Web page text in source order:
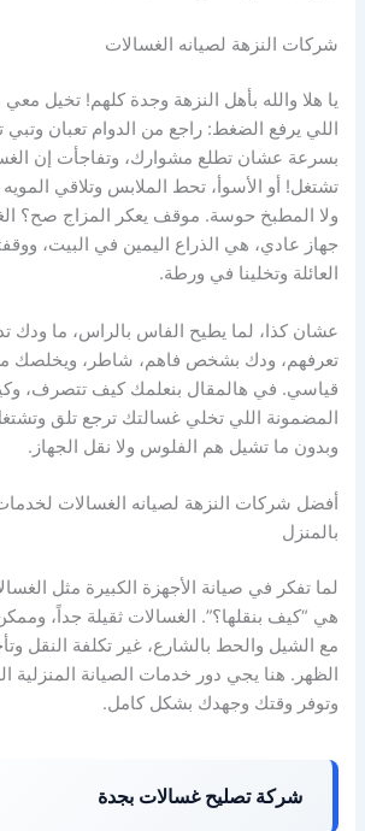
شركات النزهة لصيانه الغسالات
يا هلا والله بأهل النزهة وجدة كلهم! تخيل
اللي يرفع الضغط: راجع من الدوام تعبان
بسرعة عشان تطلع مشوارك، وتفاجأت إن
تشتغل! أو الأسوأ، تحط الملابس وتلاقي
ولا المطبخ حوسة. موقف يعكر المزاج صح؟
جهاز عادي، هي الذراع اليمين في البيت،
العائلة وتخلينا في ورطة.
عشان كذا، لما يطيح الفاس بالراس، ما ودك
تعرفهم، ودك بشخص فاهم، شاطر، ويخلصك
قياسي. في هالمقال بنعلمك كيف تتصرف،
المضمونة اللي تخلي غسالتك ترجع تلق
وبدون ما تشيل هم الفلوس ولا نقل الجهاز.
أفضل شركات النزهة لصيانه الغسالات لخدمات
بالمنزل
لما تفكر في صيانة الأجهزة الكبيرة مثل
هي “كيف بنقلها؟”. الغسالات ثقيلة جداً،
مع الشيل والحط بالشارع، غير تكلفة النقل
الظهر. هنا يجي دور خدمات الصيانة المنزلية
وتوفر وقتك وجهدك بشكل كامل.
شركة تصليح غسالات بجدة